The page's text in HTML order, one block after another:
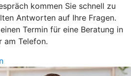
kommen Sie schnell zu
Antworten auf Ihre Fragen.
Termin für eine Beratung in
am Telefon.